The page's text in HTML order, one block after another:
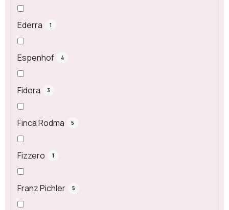
Ederra 1
Espenhof 4
Fidora 3
Finca Rodma 5
Fizzero 1
Franz Pichler 5